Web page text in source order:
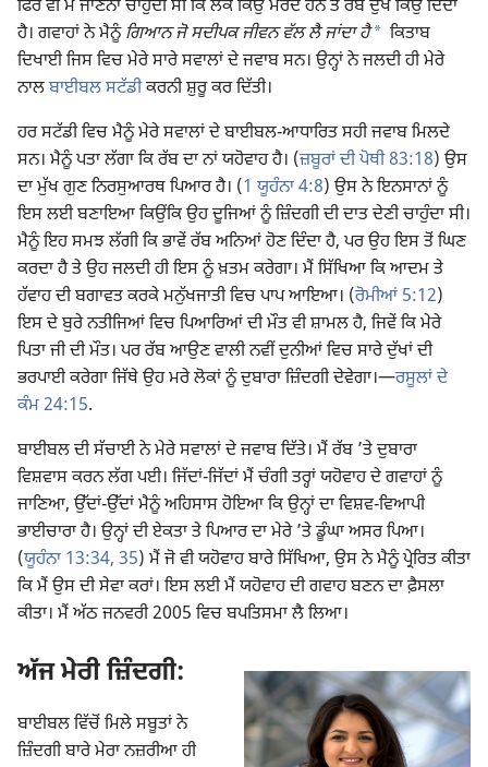
ਫਿਰ ਵੀ ਮੈਂ ਜਾਣਨਾ ਚਾਹੁੰਦੀ ਸੀ ਕਿ ਲੋਕ ਕਿਉਂ ਮਰਦੇ ਹਨ ਤੇ ਰੱਬ ਦੁੱਖ ਕਿਉਂ ਦਿੰਦਾ
ਹੈ। ਗਵਾਹਾਂ ਨੇ ਮੈਨੂੰਗਿਆਨ ਜੋ ਸਦੀਪਕ ਜੀਵਨ ਵੱਲ ਲੈ ਜਾਂਦਾ ਹੈ * ਕਿਤਾਬ
ਦਿਖਾਈ ਜਿਸ ਵਿਚ ਮੇਰੇ ਸਾਰੇ ਸਵਾਲਾਂ ਦੇ ਜਵਾਬ ਸਨ। ਉਨ੍ਹਾਂ ਨੇ ਜਲਦੀ ਹੀ ਮੇਰੇ
ਨਾਲਬਾਈਬਲ ਸਟੱਡੀਕਰਨੀ ਸ਼ੁਰੂ ਕਰ ਦਿੱਤੀ।
ਹਰ ਸਟੱਡੀ ਵਿਚ ਮੈਨੂੰ ਮੇਰੇ ਸਵਾਲਾਂ ਦੇ ਬਾਈਬਲ-ਆਧਾਰਿਤ ਸਹੀ ਜਵਾਬ ਮਿਲਦੇ
ਸਨ। ਮੈਨੂੰ ਪਤਾ ਲੱਗਾ ਕਿ ਰੱਬ ਦਾ ਨਾਂ ਯਹੋਵਾਹ ਹੈ। (ਜ਼ਬੂਰਾਂ ਦੀ ਪੋਥੀ 83:18) ਉਸ
ਦਾ ਮੁੱਖ ਗੁਣ ਨਿਰਸੁਆਰਥ ਪਿਆਰ ਹੈ। (1 ਯੂਹੰਨਾ 4:8) ਉਸ ਨੇ ਇਨਸਾਨਾਂ ਨੂੰ
ਇਸ ਲਈ ਬਣਾਇਆ ਕਿਉਂਕਿ ਉਹ ਦੂਜਿਆਂ ਨੂੰ ਜ਼ਿੰਦਗੀ ਦੀ ਦਾਤ ਦੇਣੀ ਚਾਹੁੰਦਾ ਸੀ।
ਮੈਨੂੰ ਇਹ ਸਮਝ ਲੱਗੀ ਕਿ ਭਾਵੇਂ ਰੱਬ ਅਨਿਆਂ ਹੋਣ ਦਿੰਦਾ ਹੈ, ਪਰ ਉਹ ਇਸ ਤੋਂ ਘਿਣ
ਕਰਦਾ ਹੈ ਤੇ ਉਹ ਜਲਦੀ ਹੀ ਇਸ ਨੂੰ ਖ਼ਤਮ ਕਰੇਗਾ। ਮੈਂ ਸਿੱਖਿਆ ਕਿ ਆਦਮ ਤੇ
ਹੱਵਾਹ ਦੀ ਬਗਾਵਤ ਕਰਕੇ ਮਨੁੱਖਜਾਤੀ ਵਿਚ ਪਾਪ ਆਇਆ। (ਰੋਮੀਆਂ 5:12)
ਇਸ ਦੇ ਬੁਰੇ ਨਤੀਜਿਆਂ ਵਿਚ ਪਿਆਰਿਆਂ ਦੀ ਮੌਤ ਵੀ ਸ਼ਾਮਲ ਹੈ, ਜਿਵੇਂ ਕਿ ਮੇਰੇ
ਪਿਤਾ ਜੀ ਦੀ ਮੌਤ। ਪਰ ਰੱਬ ਆਉਣ ਵਾਲੀ ਨਵੀਂ ਦੁਨੀਆਂ ਵਿਚ ਸਾਰੇ ਦੁੱਖਾਂ ਦੀ
ਭਰਪਾਈ ਕਰੇਗਾ ਜਿੱਥੇ ਉਹ ਮਰੇ ਲੋਕਾਂ ਨੂੰ ਦੁਬਾਰਾ ਜ਼ਿੰਦਗੀ ਦੇਵੇਗਾ।—ਰਸੂਲਾਂ ਦੇ
ਕੰਮ 24:15.
ਬਾਈਬਲ ਦੀ ਸੱਚਾਈ ਨੇ ਮੇਰੇ ਸਵਾਲਾਂ ਦੇ ਜਵਾਬ ਦਿੱਤੇ। ਮੈਂ ਰੱਬ ’ਤੇ ਦੁਬਾਰਾ
ਵਿਸ਼ਵਾਸ ਕਰਨ ਲੱਗ ਪਈ। ਜਿੱਦਾਂ-ਜਿੱਦਾਂ ਮੈਂ ਚੰਗੀ ਤਰ੍ਹਾਂ ਯਹੋਵਾਹ ਦੇ ਗਵਾਹਾਂ ਨੂੰ
ਜਾਣਿਆ, ਉੱਦਾਂ-ਉੱਦਾਂ ਮੈਨੂੰ ਅਹਿਸਾਸ ਹੋਇਆ ਕਿ ਉਨ੍ਹਾਂ ਦਾ ਵਿਸ਼ਵ-ਵਿਆਪੀ
ਭਾਈਚਾਰਾ ਹੈ। ਉਨ੍ਹਾਂ ਦੀ ਏਕਤਾ ਤੇ ਪਿਆਰ ਦਾ ਮੇਰੇ ’ਤੇ ਡੂੰਘਾ ਅਸਰ ਪਿਆ।
(ਯੂਹੰਨਾ 13:34, 35) ਮੈਂ ਜੋ ਵੀ ਯਹੋਵਾਹ ਬਾਰੇ ਸਿੱਖਿਆ, ਉਸ ਨੇ ਮੈਨੂੰ ਪ੍ਰੇਰਿਤ ਕੀਤਾ
ਕਿ ਮੈਂ ਉਸ ਦੀ ਸੇਵਾ ਕਰਾਂ। ਇਸ ਲਈ ਮੈਂ ਯਹੋਵਾਹ ਦੀ ਗਵਾਹ ਬਣਨ ਦਾ ਫ਼ੈਸਲਾ
ਕੀਤਾ। ਮੈਂ ਅੱਠ ਜਨਵਰੀ 2005 ਵਿਚ ਬਪਤਿਸਮਾ ਲੈ ਲਿਆ।
ਅੱਜ ਮੇਰੀ ਜ਼ਿੰਦਗੀ:
ਬਾਈਬਲ ਵਿੱਚੋਂ ਮਿਲੇ ਸਬੂਤਾਂ ਨੇ
ਜ਼ਿੰਦਗੀ ਬਾਰੇ ਮੇਰਾ ਨਜ਼ਰੀਆ ਹੀ